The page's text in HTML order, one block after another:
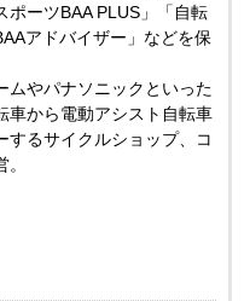
ポーツBAA PLUS」「自転
アドバイザー」などを保
ムやパナソニックといった
車から電動アシスト自転車
するサイクルショップ、コ